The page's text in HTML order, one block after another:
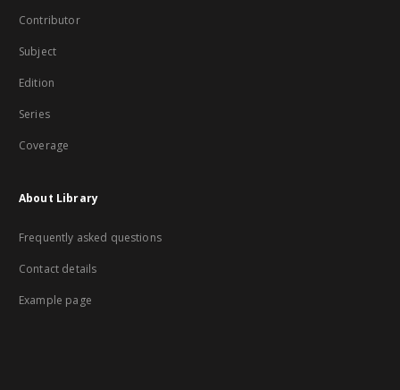
Contributor
Subject
Edition
Series
Coverage
About Library
Frequently asked questions
Contact details
Example page